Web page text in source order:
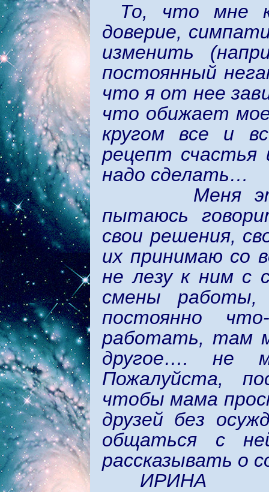
То, что мне
доверие,
изменить
постоянный
что я от нее
что обижает
кругом все и
рецепт
надо сделать…
Меня это
пытаюсь
свои решения,
их принимаю со
не лезу к ним с
смены
постоянно
работать, там
другое…. не
Пожалуйста,
чтобы мама
друзей без
общаться с
рассказывать о
ИРИНА